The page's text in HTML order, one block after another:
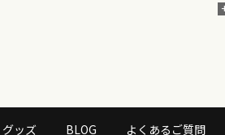
グッズ BLOG よくあるご質問